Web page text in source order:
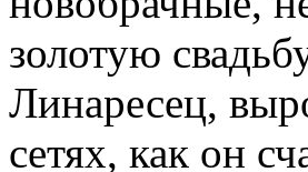
золотую
Линаресец,
сетях, как он